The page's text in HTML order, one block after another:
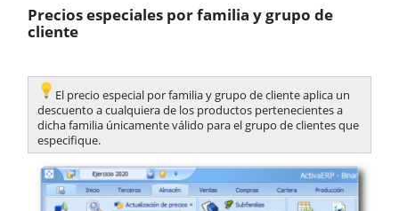
Precios especiales por familia y grupo de
cliente
​El precio especial por familia y grupo de cliente aplica un
descuento a cualquiera de los productos pertenecientes a
dicha familia únicamente válido para el grupo de clientes que
especifique.​